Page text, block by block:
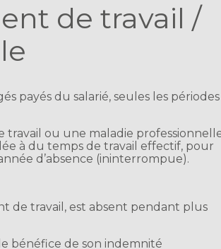
de travail /
payés du salarié, seules les périodes
travail ou une maladie
à du temps de travail effectif, pour
d’absence (ininterrompue).
de travail, est absent pendant plus
bénéfice de son indemnité